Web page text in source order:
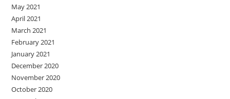
May 2021
April 2021
March 2021
February 2021
January 2021
December 2020
November 2020
October 2020